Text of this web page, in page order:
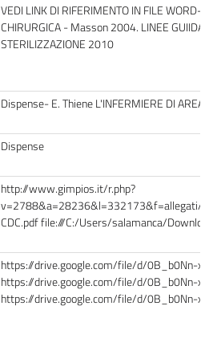
VEDI LINK DI RIFERIMENTO IN FILE WORD-
CHIRURGICA - Masson 2004. LINEE GUIIDA
STERILIZZAZIONE 2010
Dispense- E. Thiene L'INFERMIERE DI
Dispense
http://www.gimpios.it/r.php?
CDC.pdf file:///C:/Users/salamanca/
https://drive.google.com/file/d/0B_b0Nn-
https://drive.google.com/file/d/0B_b0Nn-
https://drive.google.com/file/d/0B_b0Nn-